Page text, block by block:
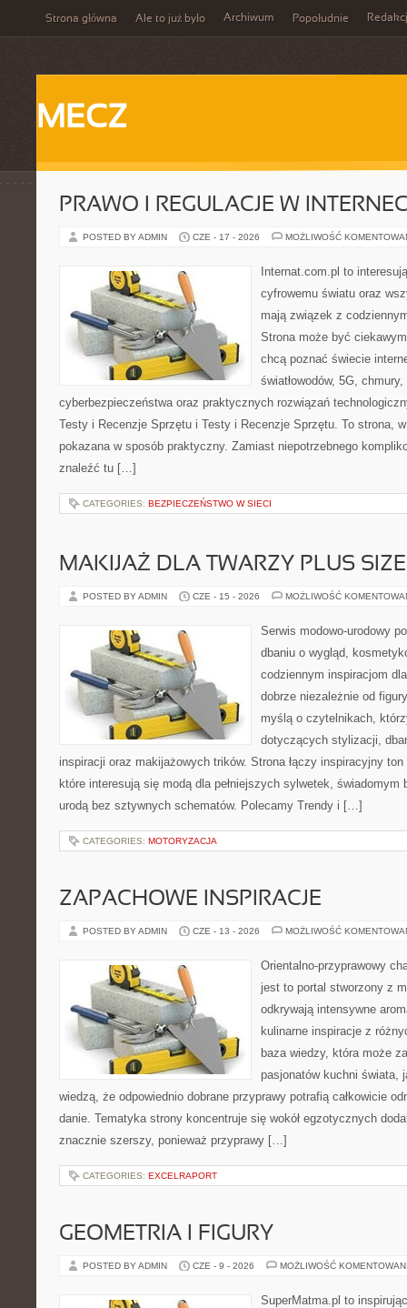
Strona główna Ale to już było Archiwum Popołudnie
MECZ
PRAWO I REGULACJE W
POSTED BY ADMIN CZE - 17 - 2026 MOŻLIWOŚĆ
Internat.com.pl to
cyfrowemu światu oraz
mają związek z
Strona może być
chcą poznać świecie
światłowodów, 5G,
cyberbezpieczeństwa oraz praktycznych rozwiązań
Testy i Recenzje Sprzętu i Testy i Recenzje Sprzętu. To strona,
pokazana w sposób praktyczny. Zamiast niepotrzebnego
znaleźć tu […]
CATEGORIES: BEZPIECZEŃSTWO W SIECI
MAKIJAŻ DLA TWARZY PLUS SIZE
POSTED BY ADMIN CZE - 15 - 2026 MOŻLIWOŚĆ
Serwis modowo-urodowy
dbaniu o wygląd,
codziennym inspiracjom
dobrze niezależnie od
myślą o czytelnikach,
dotyczących stylizacji,
inspiracji oraz makijażowych trików. Strona łączy inspiracyjny
które interesują się modą dla pełniejszych sylwetek, świadomym
urodą bez sztywnych schematów. Polecamy Trendy i […]
CATEGORIES: MOTORYZACJA
ZAPACHOWE INSPIRACJE
POSTED BY ADMIN CZE - 13 - 2026 MOŻLIWOŚĆ
Orientalno-przyprawowy
jest to portal stworzony z
odkrywają intensywne
kulinarne inspiracje z
baza wiedzy, która może
pasjonatów kuchni świata,
wiedzą, że odpowiednio dobrane przyprawy potrafią całkowicie
danie. Tematyka strony koncentruje się wokół egzotycznych
znacznie szerszy, ponieważ przyprawy […]
CATEGORIES: EXCELRAPORT
GEOMETRIA I FIGURY
POSTED BY ADMIN CZE - 9 - 2026 MOŻLIWOŚĆ
SuperMatma.pl to